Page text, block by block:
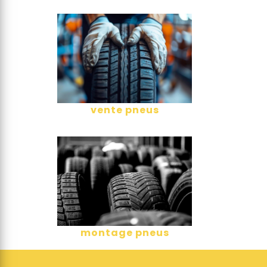
vente pneus
montage pneus